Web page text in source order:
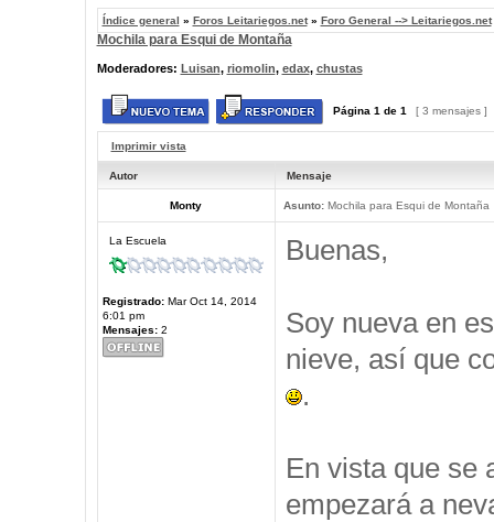
Índice general » Foros Leitariegos.net» Foro General --> Leitariegos.net
Mochila para Esqui de Montaña
Moderadores: Luisan, riomolin, edax, chustas
Página 1 de 1 [ 3 mensajes ]
Imprimir vista
Autor Mensaje
Monty Asunto:Mochila para Esqui de Montaña
La Escuela
Registrado:Mar Oct 14, 2014
6:01 pm
Mensajes:2
Buenas,
Soy nueva en
nieve, así que
.
En vista que se
empezará a